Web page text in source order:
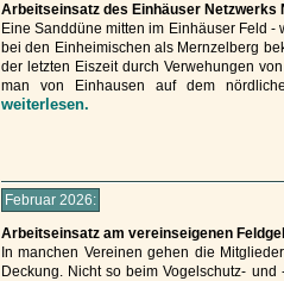
Arbeitseinsatz des Einhäuser Netzwerks
Eine Sanddüne mitten im Einhäuser Feld
bei den Einheimischen als Mernzelberg
der letzten Eiszeit durch Verwehungen
man von Einhausen auf dem
weiterlesen.
Februar 2026:
Arbeitseinsatz am vereinseigenen
In manchen Vereinen gehen die
Deckung. Nicht so beim Vogelschutz-